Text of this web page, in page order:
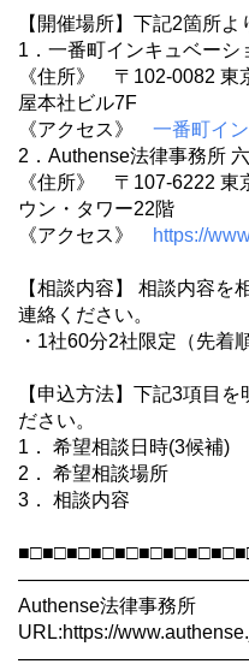
【開催場所】下記2箇所よ
1．一番町インキュベーシ
《住所》 〒102-0082
屋本社ビル7F
《アクセス》 一番町イ
2．Authense法律事務所
《住所》 〒107-6222 東
ウン・タワー22階
《アクセス》
https://
【相談内容】 相談内容を
連絡ください。
・1社60分2社限定（先着
【申込方法】下記3項目
ださい。
1． 希望相談日時(3候補)
2． 希望相談場所
3． 相談内容
Authense法律事務所
URL:https://